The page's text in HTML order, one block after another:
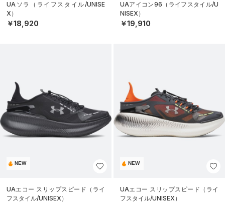
UAソラ（ライフスタイル/UNISE
X）
￥18,920
UAアイコン96（ライフスタイル/U
NISEX）
￥19,910
NEW
UAエコー スリップスピード（ライ
フスタイル/UNISEX）
NEW
UAエコー スリップスピード（ライ
フスタイル/UNISEX）